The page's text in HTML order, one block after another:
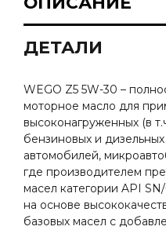
ДЕТАЛИ
WEGO Z5 5W-30 –
моторное масло для
высоконагруженных (в
бензиновых и дизельных
автомобилей,
где производителем
масел категории API
на основе
базовых масел с